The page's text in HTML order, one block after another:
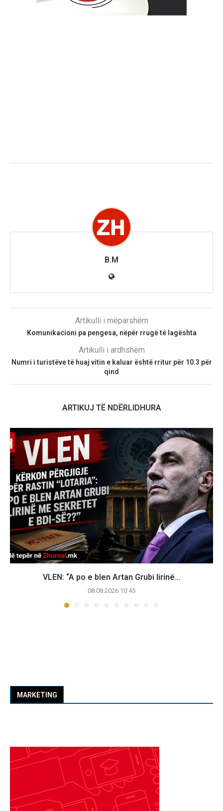
B.M
Artikulli i mëparshëm
Komunikacioni pa pengesa, nëpër rrugë të lagështa
Artikulli i ardhshëm
Numri i turistëve të huaj vitin e kaluar është rritur për 10.3 për
qind
ARTIKUJ TË NDËRLIDHURA
VLEN: “A po e blen Artan Grubi lirinë...
08.08.2026 10:45
MARKETING